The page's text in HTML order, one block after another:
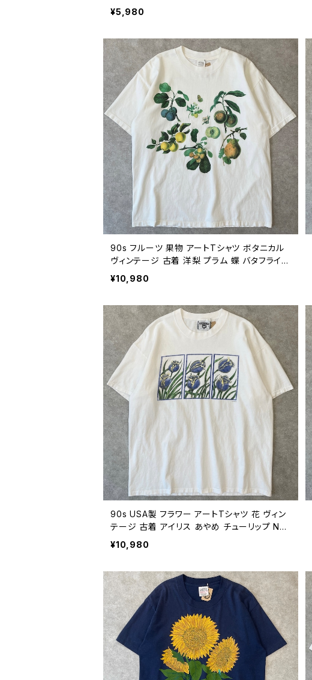
バラ 薔薇 ローズ 90年代 ビンテージ 260808
¥5,980
90s フルーツ 果物 アートTシャツ ボタニカル
ヴィンテージ 古着 洋梨 プラム 蝶 バタフライ
自然 ネイチャー 図鑑 白 90年代 ビンテージ X
L 26080809
¥10,980
90s USA製 フラワー アートTシャツ 花 ヴィン
テージ 古着 アイリス あやめ チューリップ NU
TMEG 白 90年代 ビンテージ XL 26080806
¥10,980